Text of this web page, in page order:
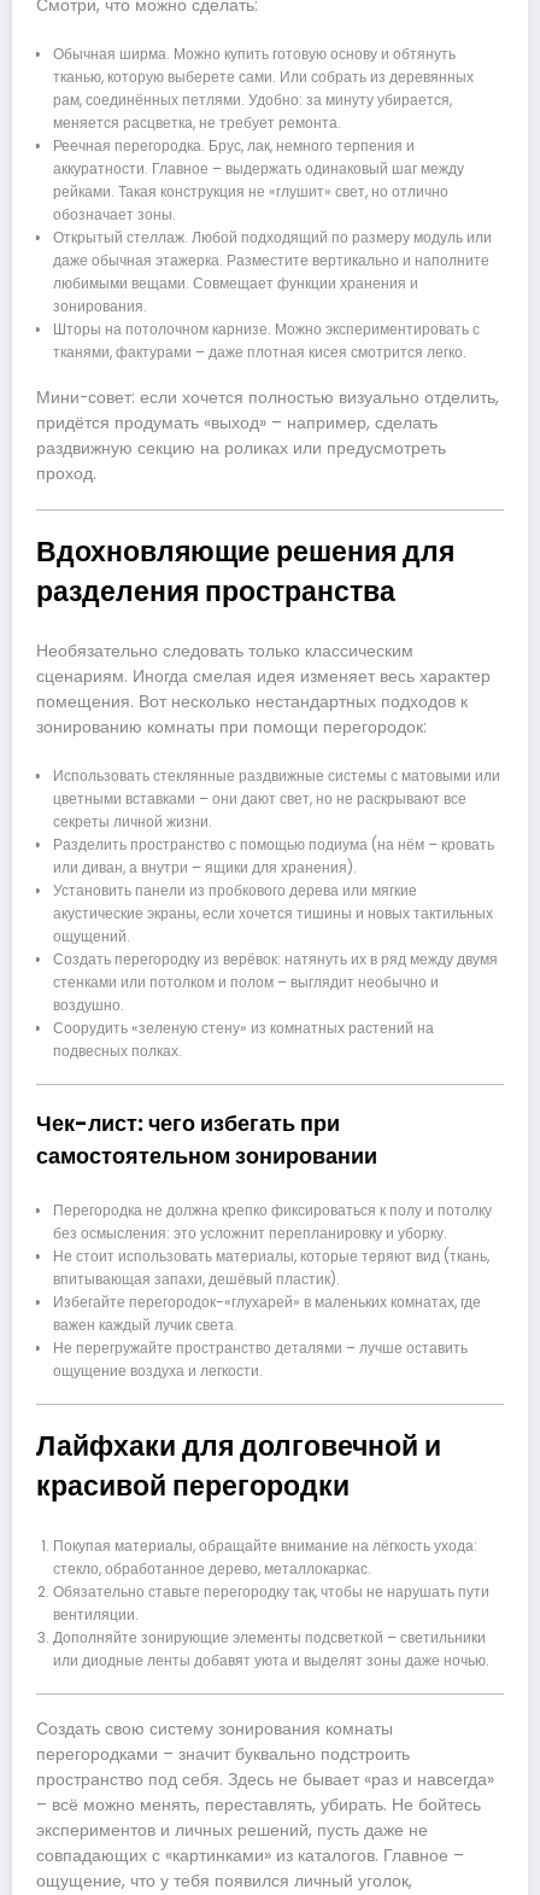
Смотри, что можно сделать:
Обычная ширма. Можно купить готовую основу и обтянуть
тканью, которую выберете сами. Или собрать из деревянных
рам, соединённых петлями. Удобно: за минуту убирается,
меняется расцветка, не требует ремонта.
Реечная перегородка. Брус, лак, немного терпения и
аккуратности. Главное – выдержать одинаковый шаг между
рейками. Такая конструкция не «глушит» свет, но отлично
обозначает зоны.
Открытый стеллаж. Любой подходящий по размеру модуль или
даже обычная этажерка. Разместите вертикально и наполните
любимыми вещами. Совмещает функции хранения и
зонирования.
Шторы на потолочном карнизе. Можно экспериментировать с
тканями, фактурами – даже плотная кисея смотрится легко.
Мини-совет: если хочется полностью визуально отделить,
придётся продумать «выход» – например, сделать
раздвижную секцию на роликах или предусмотреть
проход.
Вдохновляющие решения для
разделения пространства
Необязательно следовать только классическим
сценариям. Иногда смелая идея изменяет весь характер
помещения. Вот несколько нестандартных подходов к
зонированию комнаты при помощи перегородок:
Использовать стеклянные раздвижные системы с матовыми или
цветными вставками – они дают свет, но не раскрывают все
секреты личной жизни.
Разделить пространство с помощью подиума (на нём – кровать
или диван, а внутри – ящики для хранения).
Установить панели из пробкового дерева или мягкие
акустические экраны, если хочется тишины и новых тактильных
ощущений.
Создать перегородку из верёвок: натянуть их в ряд между двумя
стенками или потолком и полом – выглядит необычно и
воздушно.
Соорудить «зеленую стену» из комнатных растений на
подвесных полках.
Чек-лист: чего избегать при
самостоятельном зонировании
Перегородка не должна крепко фиксироваться к полу и потолку
без осмысления: это усложнит перепланировку и уборку.
Не стоит использовать материалы, которые теряют вид (ткань,
впитывающая запахи, дешёвый пластик).
Избегайте перегородок-«глухарей» в маленьких комнатах, где
важен каждый лучик света.
Не перегружайте пространство деталями – лучше оставить
ощущение воздуха и легкости.
Лайфхаки для долговечной и
красивой перегородки
Покупая материалы, обращайте внимание на лёгкость ухода:
стекло, обработанное дерево, металлокаркас.
Обязательно ставьте перегородку так, чтобы не нарушать пути
вентиляции.
Дополняйте зонирующие элементы подсветкой – светильники
или диодные ленты добавят уюта и выделят зоны даже ночью.
Создать свою систему зонирования комнаты
перегородками – значит буквально подстроить
пространство под себя. Здесь не бывает «раз и навсегда»
– всё можно менять, переставлять, убирать. Не бойтесь
экспериментов и личных решений, пусть даже не
совпадающих с «картинками» из каталогов. Главное –
ощущение, что у тебя появился личный уголок,